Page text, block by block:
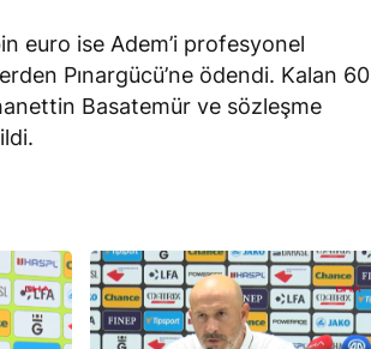
euro ise Adem’i profesyonel
Pınargücü’ne ödendi. Kalan 60
Basatemür ve sözleşme